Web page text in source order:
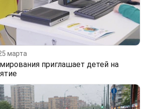
марта
приглашает детей на